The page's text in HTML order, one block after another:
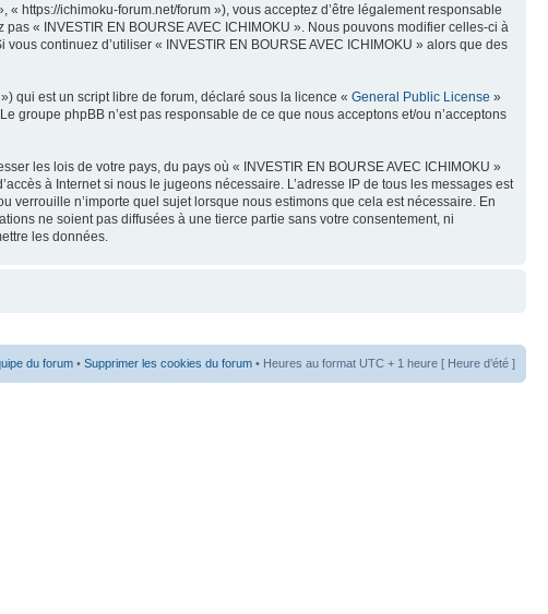
https://ichimoku-forum.net/forum »), vous acceptez d’être légalement responsable
« INVESTIR EN BOURSE AVEC ICHIMOKU ». Nous pouvons modifier celles-ci à
continuez d’utiliser « INVESTIR EN BOURSE AVEC ICHIMOKU » alors que des
qui est un script libre de forum, déclaré sous la licence « General Public License »
groupe phpBB n’est pas responsable de ce que nous acceptons et/ou n’acceptons
les lois de votre pays, du pays où « INVESTIR EN BOURSE AVEC ICHIMOKU »
à Internet si nous le jugeons nécessaire. L’adresse IP de tous les messages est
verrouille n’importe quel sujet lorsque nous estimons que cela est nécessaire. En
ne soient pas diffusées à une tierce partie sans votre consentement, ni
les données.
du forum • Supprimer les cookies du forum • Heures au format UTC + 1 heure [ Heure d’été ]